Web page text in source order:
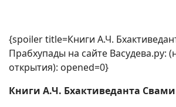
{spoiler title=Книги А.Ч.
Прабхупады на сайте Васудева.ру:
открытия): opened=0}
Книги А.Ч. Бхактиведанта